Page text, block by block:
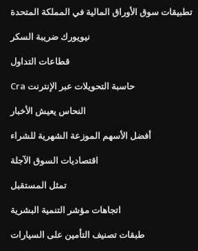
تطبيقات سوق الأوراق المالية في المملكة المتحدة
نيويورك ضريبة السكر
قطاعات التداول
Cra حاسبة التحويلات عبر الإنترنت
النحاس يعيش الأخبار
أفضل الأسهم الموزعة الشهرية للشراء
اقتصاديات السوق الآجلة
تمثل المستقبل
اتجاهات مؤشر التنمية البشرية
طبقات تصنيف التأمين على السيارات